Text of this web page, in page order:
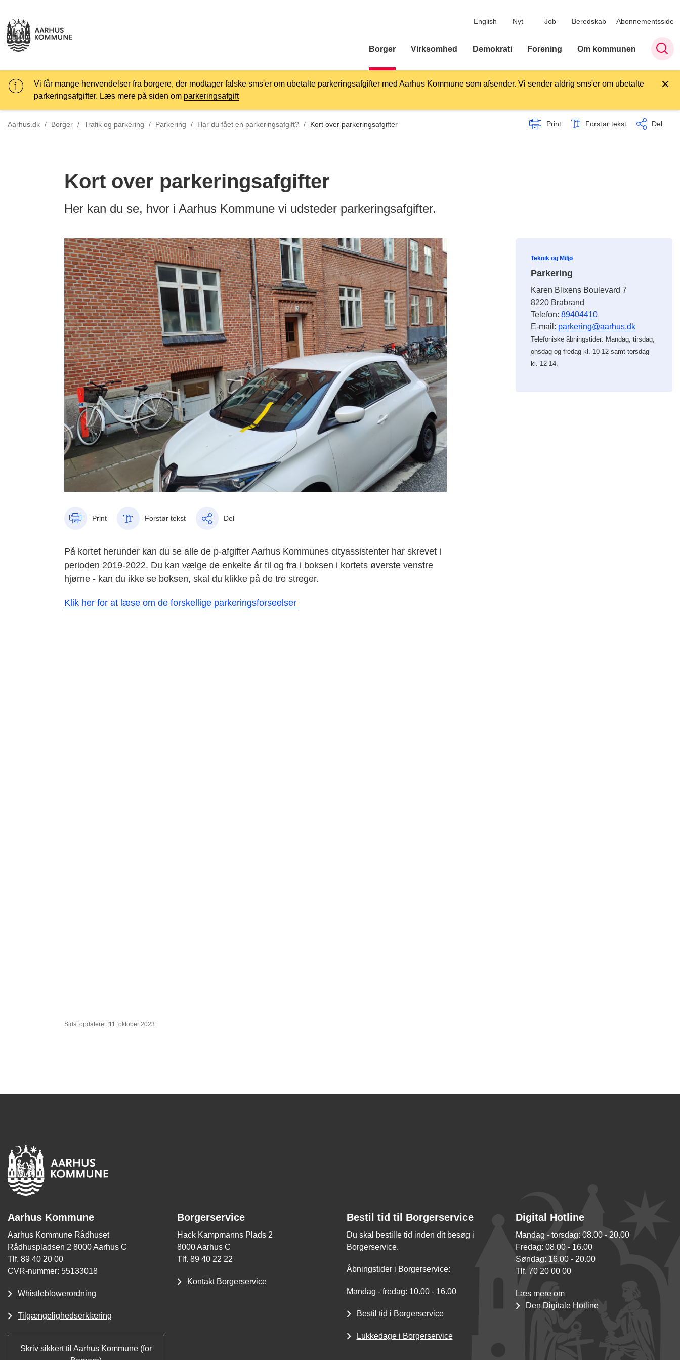
English Nyt Job Beredskab Abonnementsside
Borger Virksomhed Demokrati Forening Om kommunen
Vi får mange henvendelser fra borgere, der modtager falske sms'er om ubetalte parkeringsafgifter med Aarhus Kommune som afsender. Vi sender aldrig sms'er om ubetalte
parkeringsafgifter. Læs mere på siden om parkeringsafgift
Aarhus.dk / Borger / Trafik og parkering / Parkering / Tilbage til
Har du fået en parkeringsafgift? / Kort over parkeringsafgifter Print Forstør tekst Del
Kort over parkeringsafgifter
Her kan du se, hvor i Aarhus Kommune vi udsteder parkeringsafgifter.
Print Forstør tekst Del
På kortet herunder kan du se alle de p-afgifter Aarhus Kommunes cityassistenter har skrevet i
perioden 2019-2022. Du kan vælge de enkelte år til og fra i boksen i kortets øverste venstre
hjørne - kan du ikke se boksen, skal du klikke på de tre streger.
Klik her for at læse om de forskellige parkeringsforseelser
Teknik og Miljø
Parkering
Karen Blixens Boulevard 7
8220 Brabrand
Telefon:89404410
E-mail: parkering@aarhus.dk
Telefoniske åbningstider: Mandag, tirsdag,
onsdag og fredag kl. 10-12 samt torsdag
kl. 12-14.
Sidst opdateret: 11. oktober 2023
Aarhus Kommune
Aarhus Kommune Rådhuset
Rådhuspladsen 2 8000 Aarhus C
Tlf. 89 40 20 00
CVR-nummer: 55133018
Whistleblowerordning
Tilgængelighedserklæring
Skriv sikkert til Aarhus Kommune (for
Borgerservice
Hack Kampmanns Plads 2
8000 Aarhus C
Tlf. 89 40 22 22
Kontakt Borgerservice
Bestil tid til Borgerservice
Du skal bestille tid inden dit besøg i
Borgerservice.
Åbningstider i Borgerservice:
Mandag - fredag: 10.00 - 16.00
Bestil tid i Borgerservice
Lukkedage i Borgerservice
Digital Hotline
Mandag - torsdag: 08.00 - 20.00
Fredag: 08.00 - 16.00
Søndag: 16.00 - 20.00
Tlf. 70 20 00 00
Læs mere om
Den Digitale Hotline